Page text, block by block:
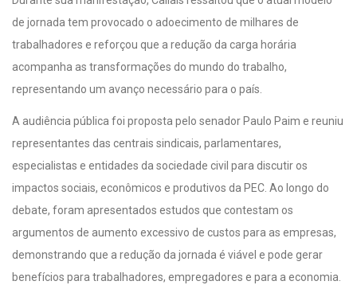
de jornada tem provocado o adoecimento de milhares de
trabalhadores e reforçou que a redução da carga horária
acompanha as transformações do mundo do trabalho,
representando um avanço necessário para o país.
A audiência pública foi proposta pelo senador Paulo Paim e reuniu
representantes das centrais sindicais, parlamentares,
especialistas e entidades da sociedade civil para discutir os
impactos sociais, econômicos e produtivos da PEC. Ao longo do
debate, foram apresentados estudos que contestam os
argumentos de aumento excessivo de custos para as empresas,
demonstrando que a redução da jornada é viável e pode gerar
benefícios para trabalhadores, empregadores e para a economia.